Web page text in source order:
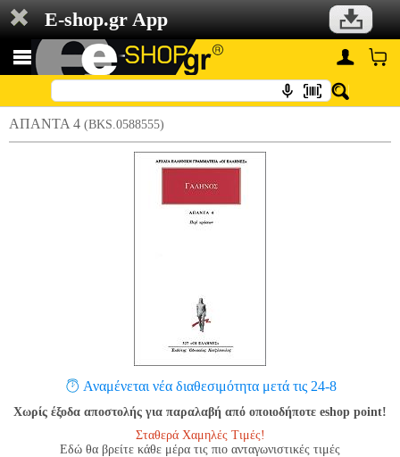
E-shop.gr App
ΑΠΑΝΤΑ 4 (BKS.0588555)
Αναμένεται νέα διαθεσιμότητα μετά τις 24-8
Χωρίς έξοδα αποστολής για παραλαβή από οποιοδήποτε eshop point!
Σταθερά Χαμηλές Τιμές!
Εδώ θα βρείτε κάθε μέρα τις πιο ανταγωνιστικές τιμές